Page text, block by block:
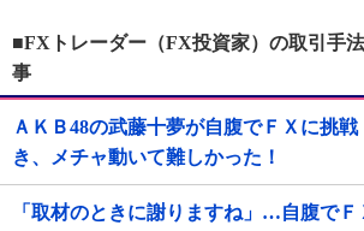
■FXトレーダー（FX投資家）の取引手
事
ＡＫＢ48の武藤十夢が自腹でＦＸに挑
き、メチャ動いて難しかった！
「取材のときに謝りますね」…自腹でＦ